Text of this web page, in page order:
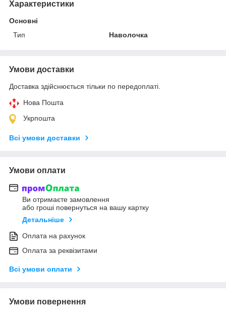
Характеристики
Основні
Тип
Наволочка
Умови доставки
Доставка здійснюється тільки по передоплаті.
Нова Пошта
Укрпошта
Всі умови доставки
Умови оплати
Ви отримаєте замовлення
або гроші повернуться на вашу картку
Детальніше
Оплата на рахунок
Оплата за реквізитами
Всі умови оплати
Умови повернення